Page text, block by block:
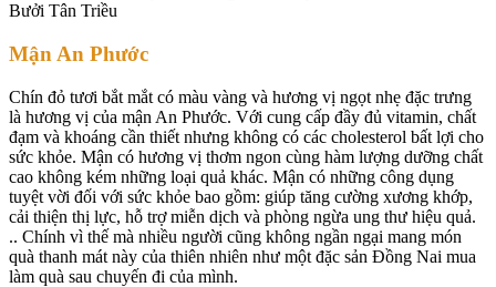
Bưởi Tân Triều
Mận An Phước
Chín đỏ tươi bắt mắt có màu vàng và hương vị ngọt nhẹ đặc trưng
là hương vị của mận An Phước. Với cung cấp đầy đủ vitamin, chất
đạm và khoáng cần thiết nhưng không có các cholesterol bất lợi cho
sức khỏe. Mận có hương vị thơm ngon cùng hàm lượng dưỡng chất
cao không kém những loại quả khác. Mận có những công dụng
tuyệt vời đối với sức khỏe bao gồm: giúp tăng cường xương khớp,
cải thiện thị lực, hỗ trợ miễn dịch và phòng ngừa ung thư hiệu quả.
.. Chính vì thế mà nhiều người cũng không ngần ngại mang món
quà thanh mát này của thiên nhiên như một đặc sản Đồng Nai mua
làm quà sau chuyến đi của mình.